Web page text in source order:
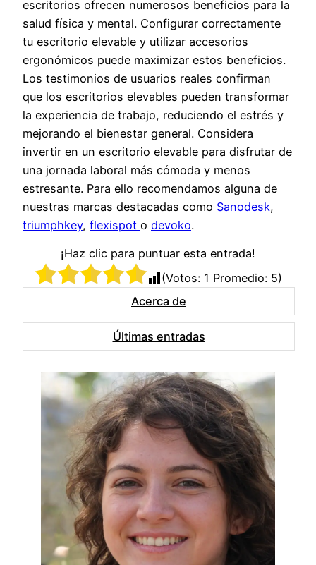
escritorios ofrecen numerosos beneficios para la
salud física y mental. Configurar correctamente
tu escritorio elevable y utilizar accesorios
ergonómicos puede maximizar estos beneficios.
Los testimonios de usuarios reales confirman
que los escritorios elevables pueden transformar
la experiencia de trabajo, reduciendo el estrés y
mejorando el bienestar general. Considera
invertir en un escritorio elevable para disfrutar de
una jornada laboral más cómoda y menos
estresante. Para ello recomendamos alguna de
nuestras marcas destacadas como Sanodesk,
triumphkey, flexispot o devoko.
¡Haz clic para puntuar esta entrada!
(Votos: 1 Promedio: 5)
Acerca de
Últimas entradas